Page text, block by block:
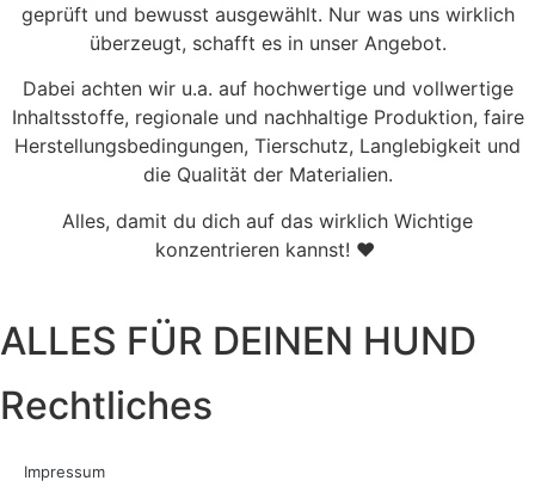
geprüft und bewusst ausgewählt. Nur was uns wirklich
überzeugt, schafft es in unser Angebot.
Dabei achten wir u.a. auf hochwertige und vollwertige
Inhaltsstoffe, regionale und nachhaltige Produktion, faire
Herstellungsbedingungen, Tierschutz, Langlebigkeit und
die Qualität der Materialien.
Alles, damit du dich auf das wirklich Wichtige
konzentrieren kannst! ♥
ALLES FÜR DEINEN HUND
Rechtliches
Impressum